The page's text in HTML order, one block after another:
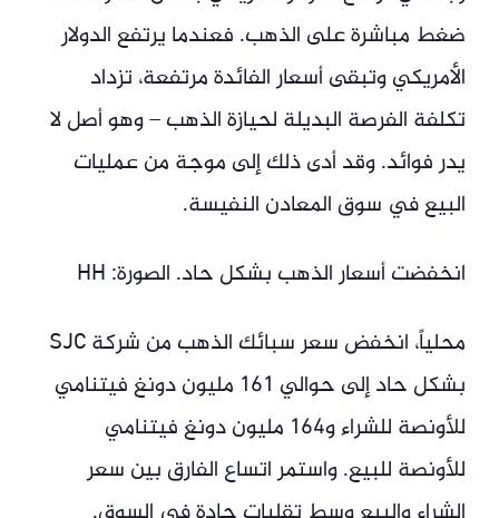
ضغط مباشرة على الذهب. فعندما يرتفع الدولار
الأمريكي وتبقى أسعار الفائدة مرتفعة، تزداد
تكلفة الفرصة البديلة لحيازة الذهب – وهو أصل لا
يدر فوائد. وقد أدى ذلك إلى موجة من عمليات
البيع في سوق المعادن النفيسة.
انخفضت أسعار الذهب بشكل حاد. الصورة: HH
محلياً، انخفض سعر سبائك الذهب من شركة SJC
بشكل حاد إلى حوالي 161 مليون دونغ فيتنامي
للأونصة للشراء و164 مليون دونغ فيتنامي
للأونصة للبيع. واستمر اتساع الفارق بين سعر